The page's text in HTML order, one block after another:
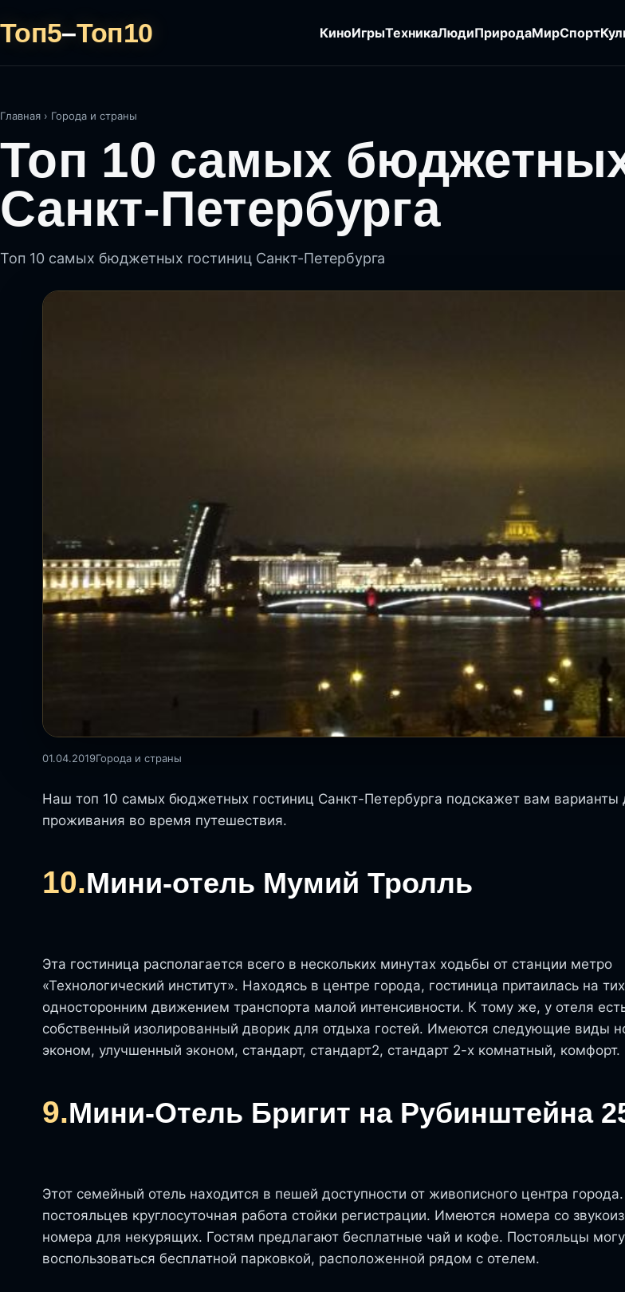
Топ5–Топ10 КиноИгрыТехникаЛюдиПриродаМирСпорт
Главная › Города и страны
Топ 10 самых
Санкт-Петербурга
Топ 10 самых бюджетных гостиниц Санкт-Петербурга
01.04.2019Города и страны
Наш топ 10 самых бюджетных гостиниц Санкт-Петербурга подскажет вам варианты
проживания во время путешествия.
10.Мини-отель Мумий Тролль
Эта гостиница располагается всего в нескольких минутах ходьбы от станции метро
«Технологический институт». Находясь в центре города, гостиница притаилась на
односторонним движением транспорта малой интенсивности. К тому же, у отеля
собственный изолированный дворик для отдыха гостей. Имеются следующие виды
эконом, улучшенный эконом, стандарт, стандарт2, стандарт 2-х комнатный, комфорт.
9.Мини-Отель Бригит на Рубинштейна
Этот семейный отель находится в пешей доступности от живописного центра
постояльцев круглосуточная работа стойки регистрации. Имеются номера со
номера для некурящих. Гостям предлагают бесплатные чай и кофе. Постояльцы
воспользоваться бесплатной парковкой, расположенной рядом с отелем.